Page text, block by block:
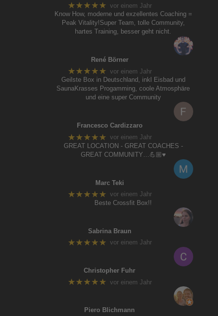
★★★★★ vor einem Jahr
Know How, moderne und exzellentes Coaching =
Peak Vitality!Super Team, tolle Community,
hartes Training, besser geht nicht.
René Börner
★★★★★ vor einem Jahr
Geilste Box in Deutschland, inkl Eisbad und
SaunaKrasses Progamming, coole Atmosphäre
und eine super Community
Francesco Cardizzaro
★★★★★ vor einem Jahr
GREAT LOCATION - GREAT COACHES -
GREAT COMMUNITY…💪🏼♥️
Marc Teki
★★★★★ vor einem Jahr
Beste Crossfit Box!!
Sabrina Braun
★★★★★ vor einem Jahr
Christopher Fuhr
★★★★★ vor einem Jahr
Piero Blichmann